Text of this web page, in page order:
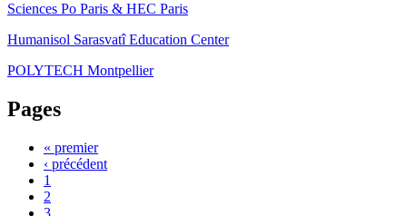
Sciences Po Paris & HEC Paris
Humanisol Sarasvatî Education Center
POLYTECH Montpellier
Pages
« premier
‹ précédent
1
2